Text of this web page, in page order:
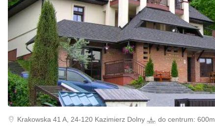
Krakowska41 A, 24-120 Kazimierz Dolny do centrum:600m